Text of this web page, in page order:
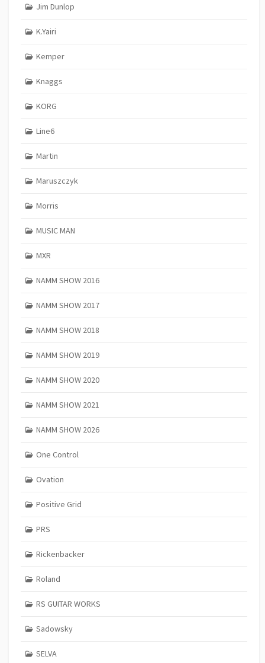
Jim Dunlop
K.Yairi
Kemper
Knaggs
KORG
Line6
Martin
Maruszczyk
Morris
MUSIC MAN
MXR
NAMM SHOW 2016
NAMM SHOW 2017
NAMM SHOW 2018
NAMM SHOW 2019
NAMM SHOW 2020
NAMM SHOW 2021
NAMM SHOW 2026
One Control
Ovation
Positive Grid
PRS
Rickenbacker
Roland
RS GUITAR WORKS
Sadowsky
SELVA